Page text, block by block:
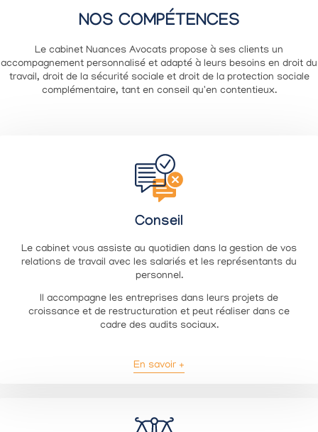
NOS COMPÉTENCES
Le cabinet Nuances Avocats propose à ses clients un
accompagnement personnalisé et adapté à leurs besoins en droit du
travail, droit de la sécurité sociale et droit de la protection sociale
complémentaire, tant en conseil qu'en contentieux.
Conseil
Le cabinet vous assiste au quotidien dans la gestion de vos
relations de travail avec les salariés et les représentants du
personnel.
Il accompagne les entreprises dans leurs projets de
croissance et de restructuration et peut réaliser dans ce
cadre des audits sociaux.
En savoir +